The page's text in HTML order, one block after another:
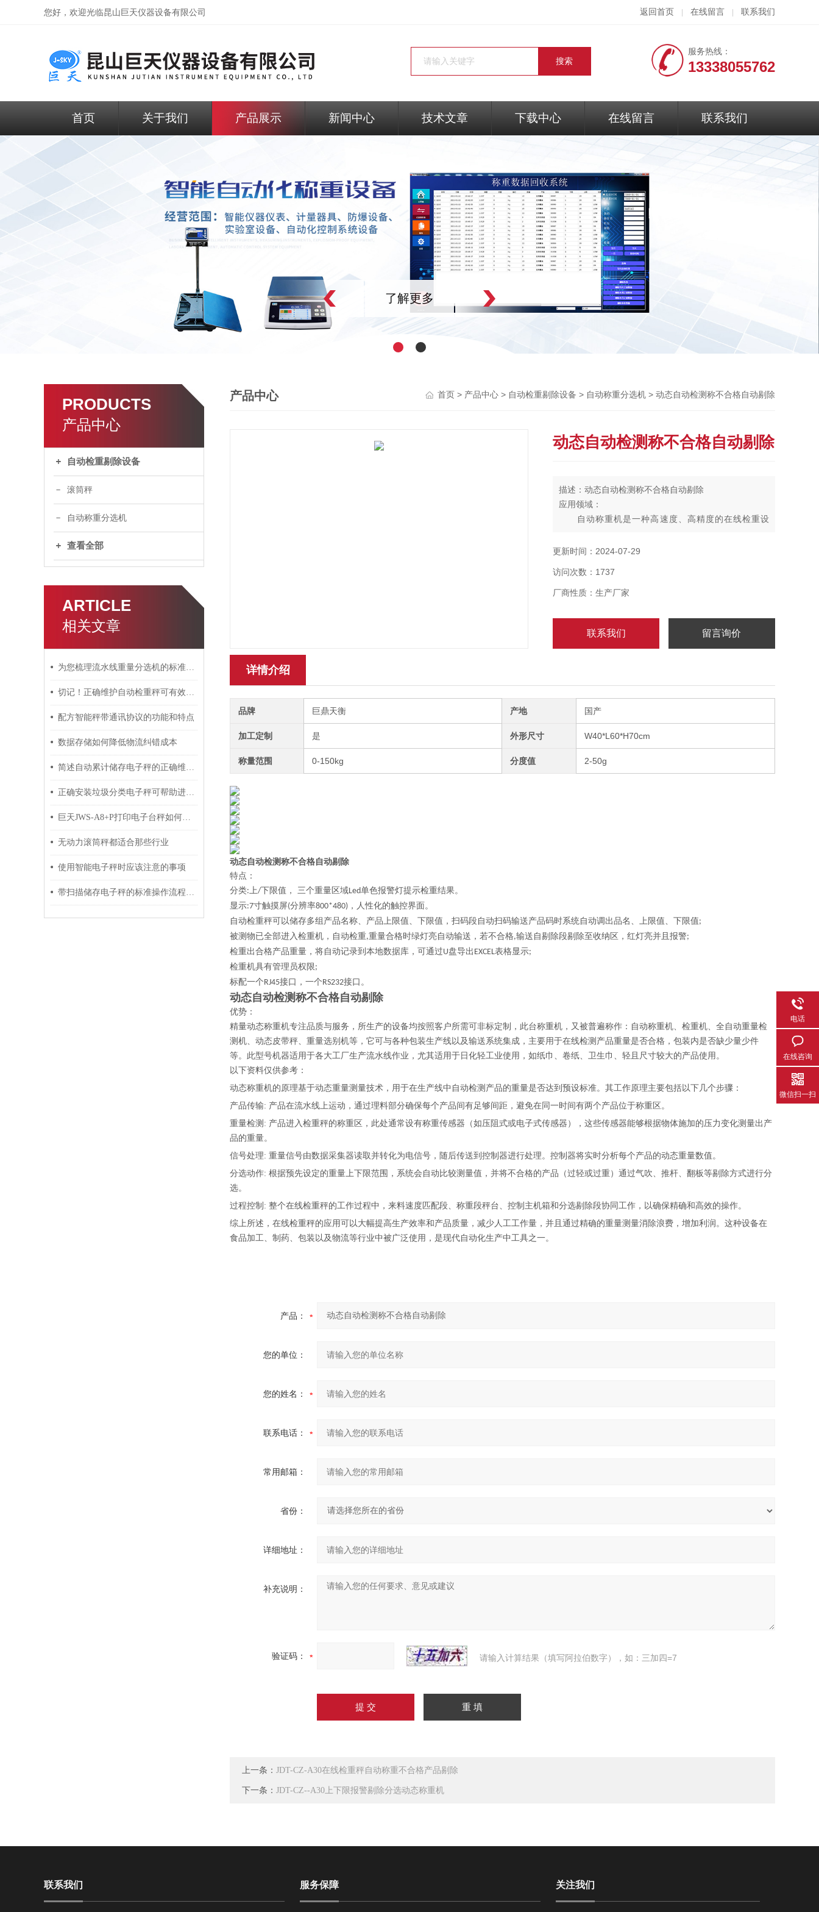
您好，欢迎光临昆山巨天仪器设备有限公司 返回首页 在线留言 联系我们
服务热线：
13338055762
首页 关于我们 产品展示 新闻中心 技术文章 下载中心 在线留言 联系我们
了解更多
PRODUCTS
产品中心
自动检重剔除设备
滚筒秤
自动称重分选机
查看全部
ARTICLE
相关文章
为您梳理流水线重量分选机的标准操作流程
切记！正确维护自动检重秤可有效提高工作效率
配方智能秤带通讯协议的功能和特点
数据存储如何降低物流纠错成本
简述自动累计储存电子秤的正确维护保养方法
正确安装垃圾分类电子秤可帮助进行有效的垃圾分类
巨天JWS-A8+P打印电子台秤如何设置时间日期？
无动力滚筒秤都适合那些行业
使用智能电子秤时应该注意的事项
带扫描储存电子秤的标准操作流程介绍
产品中心 首页 > 产品中心 > 自动检重剔除设备 > 自动称重分选机 > 动态自动检测称不合格自动剔除
动态自动检测称不合格自动剔除
描述：动态自动检测称不合格自动剔除
应用领域：
自动称重机是一种高速度、高精度的在线检重设
与各种包装生产线以及输送系统集成，主要用于在线检
等。高精度自动称重机分选速度快、精度稳定，能够节
省更多的人力物力，提高企业生产周期效率，可广泛应
子、塑胶等行业。
更新时间：2024-07-29
访问次数：1737
厂商性质：生产厂家
联系我们 留言询价
详情介绍
品牌 巨鼎天衡 产地 国产
加工定制 是 外形尺寸 W40*L60*H70cm
称量范围 0-150kg 分度值 2-50g
动态自动检测称不合格自动剔除
特点：
分类:上/下限值， 三个重量区域Led单色报警灯提示检重结果。
显示:7寸触摸屏(分辨率800*480) ，人性化的触控界面。
自动检重秤可以储存多组产品名称、产品上限值、下限值，扫码段自动扫码输送产品码时系统自动调出品名、上限值、下限值;
被测物已全部进入检重机，自动检重,重量合格时绿灯亮自动输送，若不合格,输送自剔除段剔除至收纳区，红灯亮并且报警;
检重出合格产品重量，将自动记录到本地数据库，可通过U盘导出 EXCEL表格显示;
检重机具有管理员权限;
标配一个RJ45接口，一个RS232接口。
动态自动检测称不合格自动剔除
优势：
精量动态称重机专注品质与服务，所生产的设备均按照客户所需可非标定制，此台称重机，又被普遍称作：自动称重机、检重机、全自动重量检
测机、动态皮带秤、重量选别机等，它可与各种包装生产线以及输送系统集成，主要用于在线检测产品重量是否合格，包装内是否缺少量少件
等。此型号机器适用于各大工厂生产流水线作业，尤其适用于日化轻工业使用，如纸巾、卷纸、卫生巾、轻且尺寸较大的产品使用。
以下资料仅供参考：
动态称重机的原理基于动态重量测量技术，用于在生产线中自动检测产品的重量是否达到预设标准。其工作原理主要包括以下几个步骤：
产品传输: 产品在流水线上运动，通过理料部分确保每个产品间有足够间距，避免在同一时间有两个产品位于称重区。
重量检测: 产品进入检重秤的称重区，此处通常设有称重传感器（如压阻式或电子式传感器），这些传感器能够根据物体施加的压力变化测量出产
品的重量。
信号处理: 重量信号由数据采集器读取并转化为电信号，随后传送到控制器进行处理。控制器将实时分析每个产品的动态重量数值。
分选动作: 根据预先设定的重量上下限范围，系统会自动比较测量值，并将不合格的产品（过轻或过重）通过气吹、推杆、翻板等剔除方式进行分
选。
过程控制: 整个在线检重秤的工作过程中，来料速度匹配段、称重段秤台、控制主机箱和分选剔除段协同工作，以确保精确和高效的操作。
综上所述，在线检重秤的应用可以大幅提高生产效率和产品质量，减少人工工作量，并且通过精确的重量测量消除浪费，增加利润。这种设备在
食品加工、制药、包装以及物流等行业中被广泛使用，是现代自动化生产中工具之一。
产品：
您的单位：
您的姓名：
联系电话：
常用邮箱：
省份：
详细地址：
补充说明：
验证码： 请输入计算结果（填写阿拉伯数字），如：三加四=7
上一条： JDT-CZ-A30在线检重秤自动称重不合格产品剔除
下一条： JDT-CZ--A30上下限报警剔除分选动态称重机
联系我们 服务保障 关注我们
电话
在线咨询
微信扫一扫